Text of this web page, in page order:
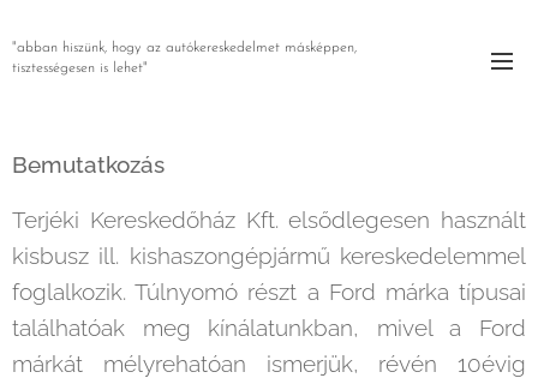
"abban hiszünk, hogy az autókereskedelmet másképpen,
tisztességesen is lehet"
Bemutatkozás
Terjéki Kereskedőház Kft. elsődlegesen használt
kisbusz ill. kishaszongépjármű kereskedelemmel
foglalkozik. Túlnyomó részt a Ford márka típusai
találhatóak meg kínálatunkban, mivel a Ford
márkát mélyrehatóan ismerjük, révén 10évig